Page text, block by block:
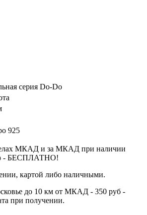
серия Do-Do
925
МКАД и за МКАД при наличии
- БЕСПЛАТНО!
картой либо наличными.
до 10 км от МКАД - 350 руб -
при получении.